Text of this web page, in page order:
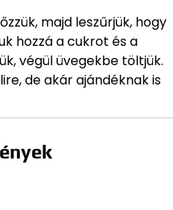
majd leszűrjük, hogy
hozzá a cukrot és a
végül üvegekbe töltjük.
de akár ajándéknak is